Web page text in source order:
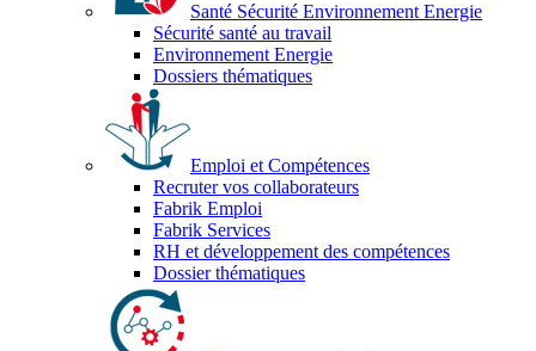
Santé Sécurité Environnement Energie
Sécurité santé au travail
Environnement Energie
Dossiers thématiques
Emploi et Compétences
Recruter vos collaborateurs
Fabrik Emploi
Fabrik Services
RH et développement des compétences
Dossier thématiques